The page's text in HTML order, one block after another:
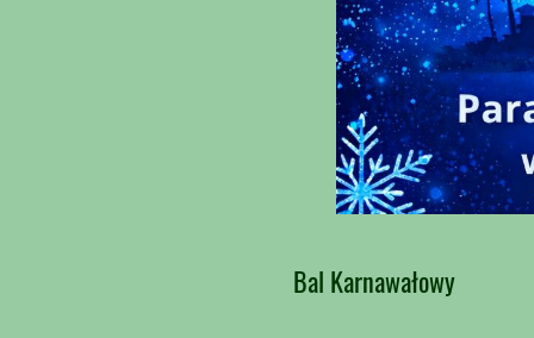
Bal Karnawałowy